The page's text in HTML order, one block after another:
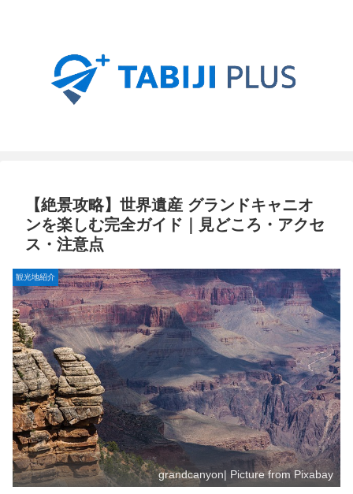
【絶景攻略】世界遺産 グランドキャニオ
ンを楽しむ完全ガイド｜見どころ・アクセ
ス・注意点
観光地紹介
grandcanyon| Picture from Pixabay